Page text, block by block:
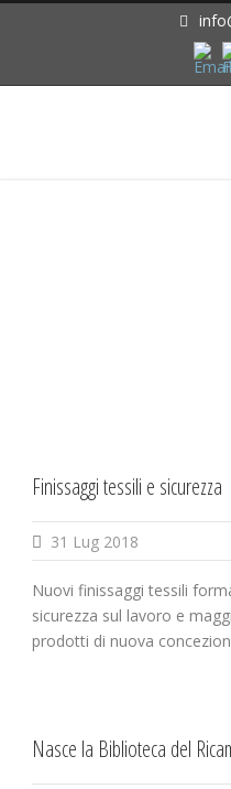
Finissaggi tessili e sicurezza
31 Lug 2018
Nuovi finissaggi tessili
sicurezza sul lavoro e
prodotti di nuova
Nasce la Biblioteca del